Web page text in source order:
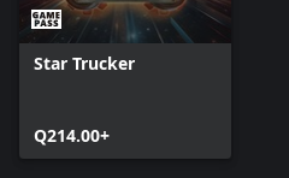
Star Trucker
Q214.00+